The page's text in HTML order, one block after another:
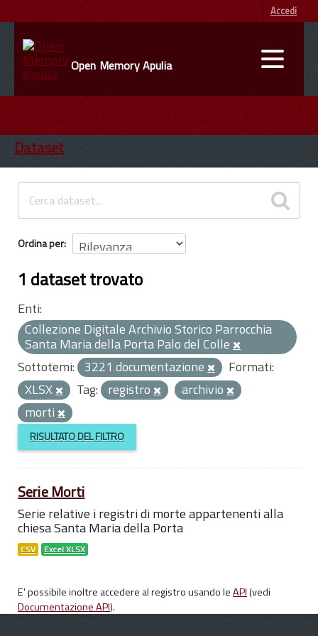
Accedi
Open Memory Apulia
ENTI
INFORMAZIONI
Dataset
Ordina per
1 dataset trovato
Enti:
Collezione Digitale Archivio Storico Parrocchia
Santa Maria della Porta Palo del Colle
Sottotemi: 3221 documentazione
Formati:
XLSX
Tag: registro
archivio
morti
RISULTATO DEL FILTRO
Serie Morti
Serie relative i registri di morte appartenenti alla
chiesa Santa Maria della Porta
CSV Excel XLSX
E' possibile inoltre accedere al registro usando leAPI(vedi
Documentazione API).